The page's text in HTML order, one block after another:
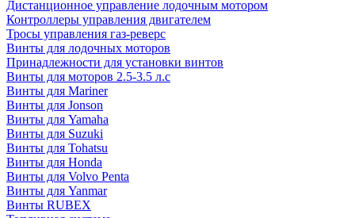
Дистанционное управление лодочным мотором
Контроллеры управления двигателем
Тросы управления газ-реверс
Винты для лодочных моторов
Принадлежности для установки винтов
Винты для моторов 2.5-3.5 л.с
Винты для Mariner
Винты для Jonson
Винты для Yamaha
Винты для Suzuki
Винты для Tohatsu
Винты для Honda
Винты для Volvo Penta
Винты для Yanmar
Винты RUBEX